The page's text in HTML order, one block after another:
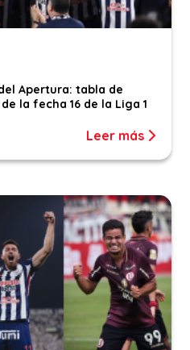
Apertura: tabla de
la fecha 16 de la Liga 1
Leer más